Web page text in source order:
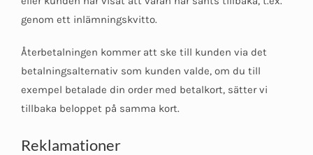
genom ett inlämningskvitto.
Återbetalningen kommer att ske till kunden via det
betalningsalternativ som kunden valde, om du till
exempel betalade din order med betalkort, sätter vi
tillbaka beloppet på samma kort.
Reklamationer